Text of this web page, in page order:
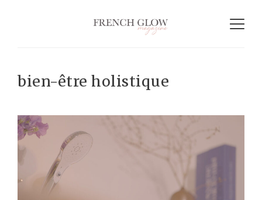
bien-être holistique